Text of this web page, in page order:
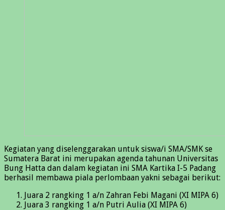
Kegiatan yang diselenggarakan untuk siswa/i SMA/SMK se
Sumatera Barat ini merupakan agenda tahunan Universitas
Bung Hatta dan dalam kegiatan ini SMA Kartika I-5 Padang
berhasil membawa piala perlombaan yakni sebagai berikut:
Juara 2 rangking 1 a/n Zahran Febi Magani (XI MIPA 6)
Juara 3 rangking 1 a/n Putri Aulia (XI MIPA 6)